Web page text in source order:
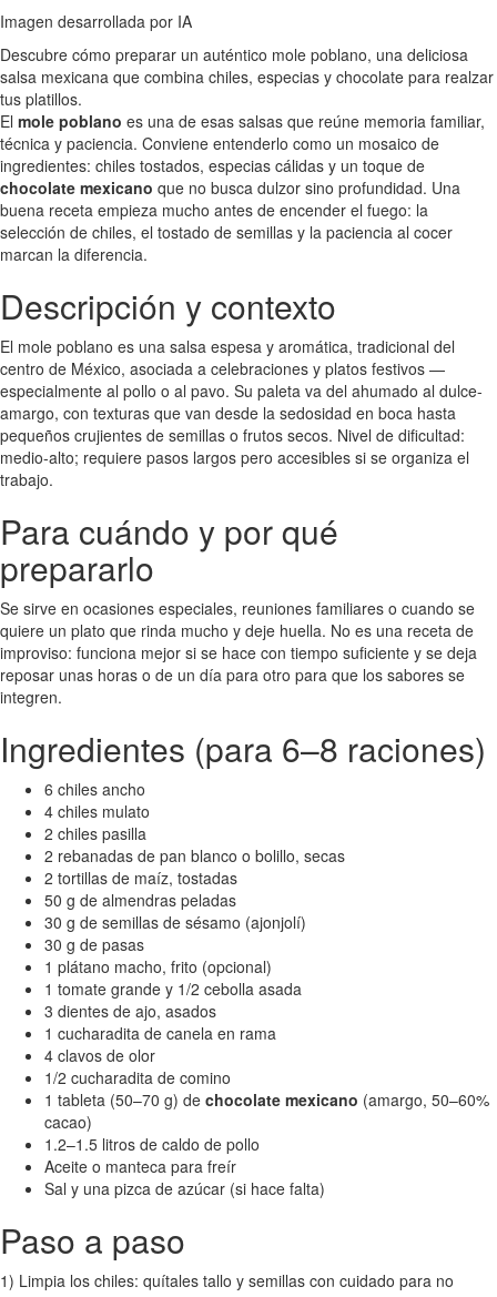
Imagen desarrollada por IA
Descubre cómo preparar un auténtico mole poblano, una deliciosa
salsa mexicana que combina chiles, especias y chocolate para realzar
tus platillos.
El mole poblano es una de esas salsas que reúne memoria familiar,
técnica y paciencia. Conviene entenderlo como un mosaico de
ingredientes: chiles tostados, especias cálidas y un toque de
chocolate mexicano que no busca dulzor sino profundidad. Una
buena receta empieza mucho antes de encender el fuego: la
selección de chiles, el tostado de semillas y la paciencia al cocer
marcan la diferencia.
Descripción y contexto
El mole poblano es una salsa espesa y aromática, tradicional del
centro de México, asociada a celebraciones y platos festivos —
especialmente al pollo o al pavo. Su paleta va del ahumado al dulce-
amargo, con texturas que van desde la sedosidad en boca hasta
pequeños crujientes de semillas o frutos secos. Nivel de dificultad:
medio-alto; requiere pasos largos pero accesibles si se organiza el
trabajo.
Para cuándo y por qué
prepararlo
Se sirve en ocasiones especiales, reuniones familiares o cuando se
quiere un plato que rinda mucho y deje huella. No es una receta de
improviso: funciona mejor si se hace con tiempo suficiente y se deja
reposar unas horas o de un día para otro para que los sabores se
integren.
Ingredientes (para 6–8 raciones)
6 chiles ancho
4 chiles mulato
2 chiles pasilla
2 rebanadas de pan blanco o bolillo, secas
2 tortillas de maíz, tostadas
50 g de almendras peladas
30 g de semillas de sésamo (ajonjolí)
30 g de pasas
1 plátano macho, frito (opcional)
1 tomate grande y 1/2 cebolla asada
3 dientes de ajo, asados
1 cucharadita de canela en rama
4 clavos de olor
1/2 cucharadita de comino
1 tableta (50–70 g) de chocolate mexicano (amargo, 50–60%
cacao)
1.2–1.5 litros de caldo de pollo
Aceite o manteca para freír
Sal y una pizca de azúcar (si hace falta)
Paso a paso
1) Limpia los chiles: quítales tallo y semillas con cuidado para no